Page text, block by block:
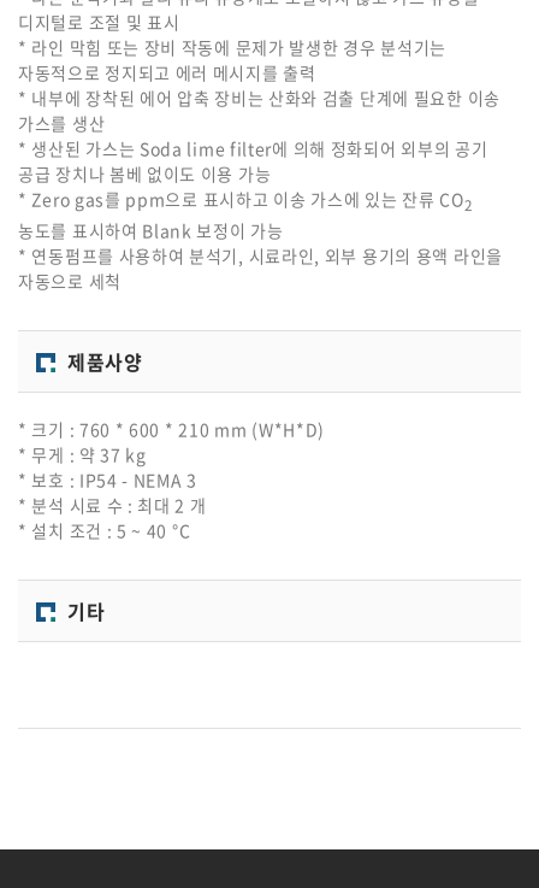
디지털로 조절 및 표시
* 라인 막힘 또는 장비 작동에 문제가 발생한 경우 분석기는
자동적으로 정지되고 에러 메시지를 출력
* 내부에 장착된 에어 압축 장비는 산화와 검출 단계에 필요한 이송
가스를 생산
* 생산된 가스는 Soda lime filter에 의해 정화되어 외부의 공기
공급 장치나 봄베 없이도 이용 가능
* Zero gas를 ppm으로 표시하고 이송 가스에 있는 잔류 CO2
농도를 표시하여 Blank 보정이 가능
* 연동펌프를 사용하여 분석기, 시료라인, 외부 용기의 용액 라인을
자동으로 세척
제품사양
* 크기 : 760 * 600 * 210 mm (W*H*D)
* 무게 : 약 37 kg
* 보호 : IP54 - NEMA 3
* 분석 시료 수 : 최대 2 개
* 설치 조건 : 5 ~ 40 °C
기타